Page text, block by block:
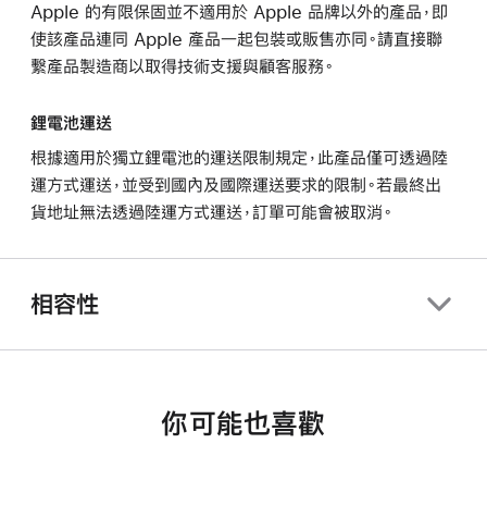
Apple 的有限保固並不適用於 Apple 品牌以外的產品，即
使該產品連同 Apple 產品一起包裝或販售亦同。請直接聯
繫產品製造商以取得技術支援與顧客服務。
鋰電池運送
根據適用於獨立鋰電池的運送限制規定，此產品僅可透過陸
運方式運送，並受到國內及國際運送要求的限制。若最終出
貨地址無法透過陸運方式運送，訂單可能會被取消。
相容性
你可能也喜歡